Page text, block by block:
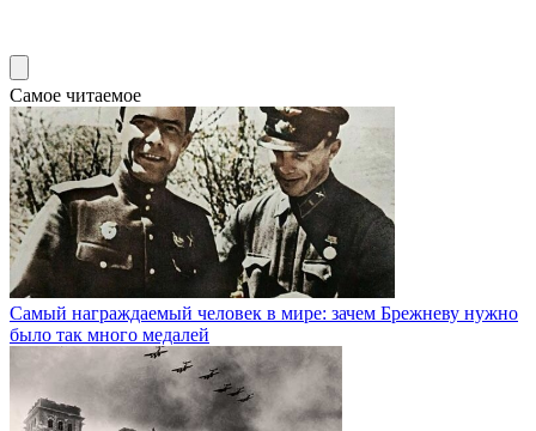
Самое читаемое
Самый награждаемый человек в мире: зачем Брежневу нужно
было так много медалей